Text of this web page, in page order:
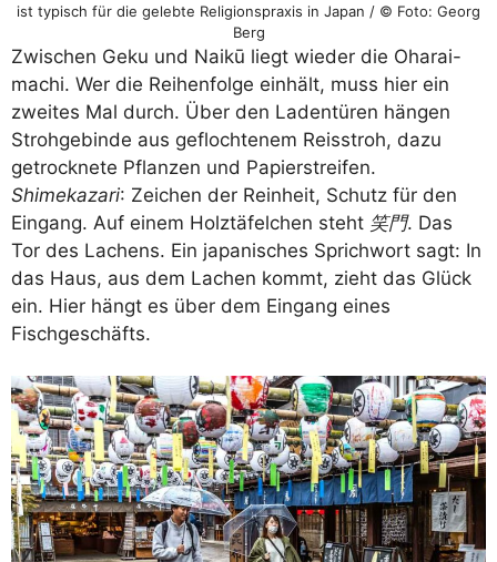
ist typisch für die gelebte Religionspraxis in Japan / © Foto: Georg
Berg
Zwischen Geku und Naikū liegt wieder die Oharai-
machi. Wer die Reihenfolge einhält, muss hier ein
zweites Mal durch. Über den Ladentüren hängen
Strohgebinde aus geflochtenem Reisstroh, dazu
getrocknete Pflanzen und Papierstreifen.
Shimekazari: Zeichen der Reinheit, Schutz für den
Eingang. Auf einem Holztäfelchen steht 笑門. Das
Tor des Lachens. Ein japanisches Sprichwort sagt: In
das Haus, aus dem Lachen kommt, zieht das Glück
ein. Hier hängt es über dem Eingang eines
Fischgeschäfts.